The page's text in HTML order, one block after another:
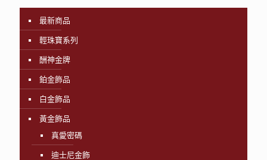
最新商品
輕珠寶系列
酬神金牌
鉑金飾品
白金飾品
黃金飾品
真愛密碼
迪士尼金飾